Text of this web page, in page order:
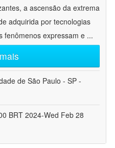
a ascensão da extrema
adquirida por tecnologias
fenômenos expressam e ...
de São Paulo - SP -
BRT 2024-Wed Feb 28